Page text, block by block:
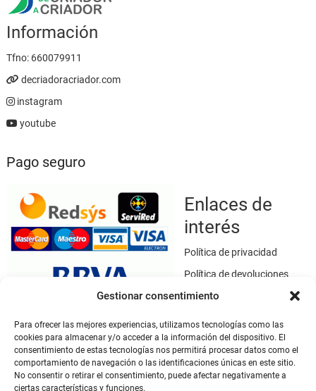
Gestionar consentimiento
Para ofrecer las mejores experiencias, utilizamos tecnologías como las
cookies para almacenar y/o acceder a la información del dispositivo. El
consentimiento de estas tecnologías nos permitirá procesar datos como el
comportamiento de navegación o las identificaciones únicas en este sitio.
No consentir o retirar el consentimiento, puede afectar negativamente a
ciertas características y funciones.
Información
Tfno: 660079911
decriadoracriador.com
instagram
youtube
Pago seguro
Enlaces de
interés
Política de privacidad
Política de devoluciones
Política de cookies
Aviso legal
Este sitio web utiliza SSL / TLS como medio de seguridad para el
cifrado de datos.